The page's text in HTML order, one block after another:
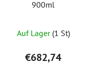
900ml
Auf Lager (1 St)
€682,74